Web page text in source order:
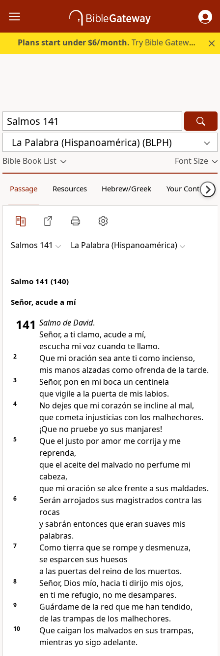
Plans start under $6/month. Try Bible Gateway Plus.
La Palabra (Hispanoamérica) (BLPH)
Bible Book List Font Size
Passage Resources Hebrew/Greek Your Content
Salmos 141 La Palabra (Hispanoamérica)
Salmo 141 (140)
Señor, acude a mí
141 Salmo de David.
Señor, a ti clamo, acude a mí,
escucha mi voz cuando te llamo.
2
Que mi oración sea ante ti como incienso,
mis manos alzadas como ofrenda de la tarde.
3
Señor, pon en mi boca un centinela
que vigile a la puerta de mis labios.
4
No dejes que mi corazón se incline al mal,
que cometa injusticias con los malhechores.
¡Que no pruebe yo sus manjares!
5
Que el justo por amor me corrija y me
reprenda,
que el aceite del malvado no perfume mi
cabeza,
que mi oración se alce frente a sus maldades.
6
Serán arrojados sus magistrados contra las
rocas
y sabrán entonces que eran suaves mis
palabras.
7
Como tierra que se rompe y desmenuza,
se esparcen sus huesos
a las puertas del reino de los muertos.
8
Señor, Dios mío, hacia ti dirijo mis ojos,
en ti me refugio, no me desampares.
9
Guárdame de la red que me han tendido,
de las trampas de los malhechores.
10
Que caigan los malvados en sus trampas,
mientras yo sigo adelante.